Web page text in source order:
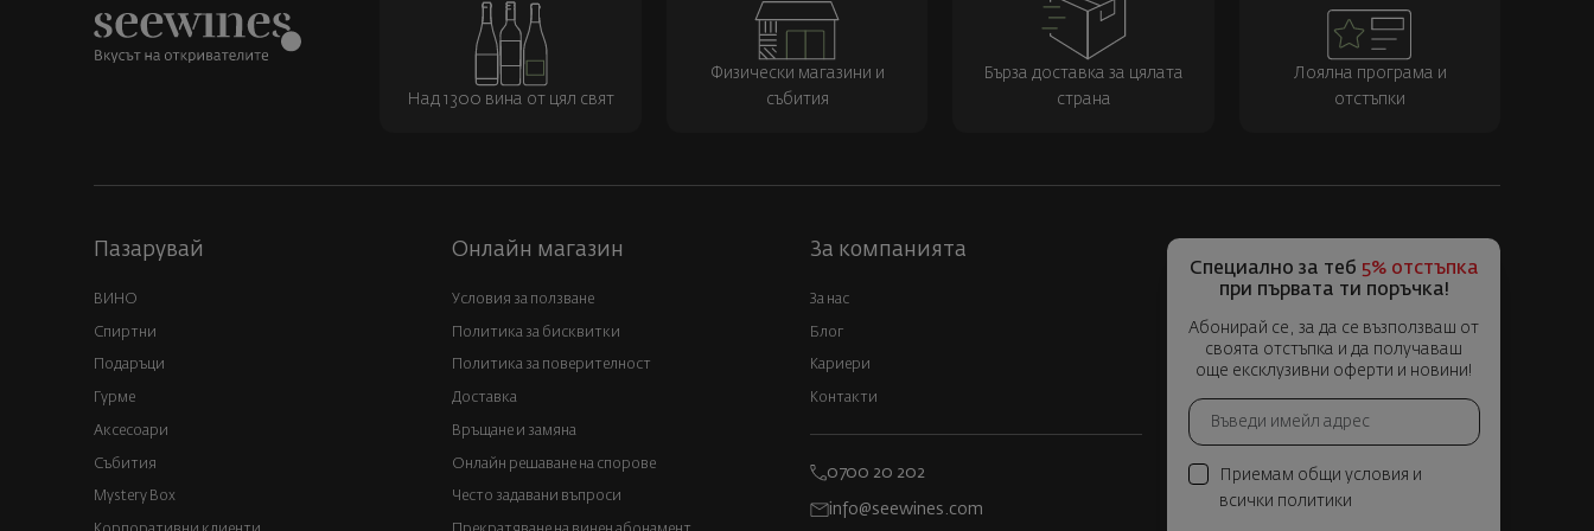
Над 1300 вина от цял свят
Физически магазини и
събития
Бърза доставка за цялата
страна
Лоялна програма и
отстъпки
Пазарувай
ВИНО
Спиртни
Подаръци
Гурме
Аксесоари
Събития
Mystery Box
Онлайн магазин
Условия за ползване
Политика за бисквитки
Политика за поверителност
Доставка
Връщане и замяна
Онлайн решаване на спорове
Често задавани въпроси
За компанията
За нас
Блог
Кариери
Контакти
0700 20 202
info@seewines.com
Специално за теб 5% отстъпка
при първата ти поръчка!
Абонирай се, за да се възползваш от
своята отстъпка и да получаваш
още ексклузивни оферти и новини!
Приемам общи условия и
всички политики